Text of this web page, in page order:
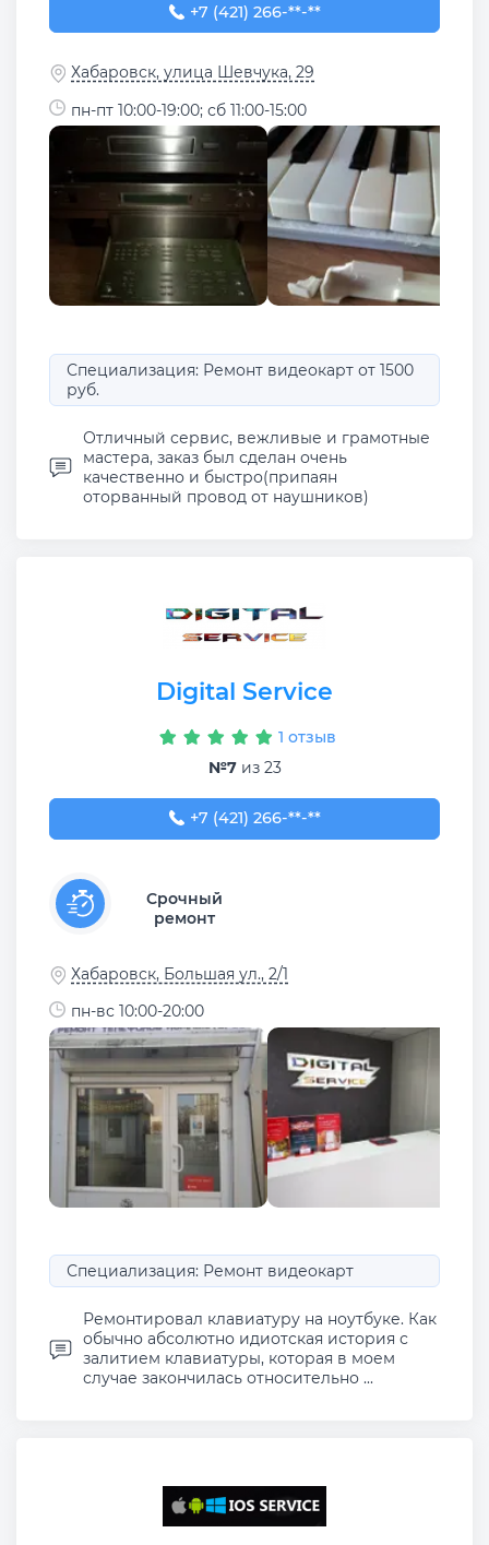
+7 (421) 266-91-99
+7 (421) 266-**-**
Хабаровск, улица Шевчука, 29
пн-пт 10:00-19:00; сб 11:00-15:00
Специализация: Ремонт видеокарт от 1500
руб.
Отличный сервис, вежливые и грамотные
мастера, заказ был сделан очень
качественно и быстро(припаян
оторванный провод от наушников)
Digital Service
1 отзыв
№7из 23
+7 (421) 266-94-66
+7 (421) 266-**-**
Срочный
ремонт
Хабаровск, Большая ул., 2/1
пн-вс 10:00-20:00
Специализация: Ремонт видеокарт
Ремонтировал клавиатуру на ноутбуке. Как
обычно абсолютно идиотская история с
залитием клавиатуры, которая в моем
случае закончилась относительно ...